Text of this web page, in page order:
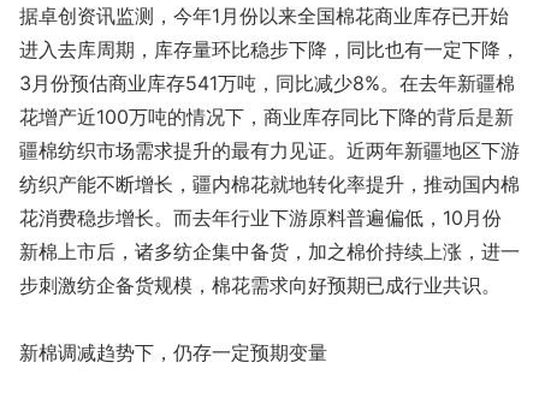
据卓创资讯监测，今年1月份以来全国棉花商业库存已开始
进入去库周期，库存量环比稳步下降，同比也有一定下降，
3月份预估商业库存541万吨，同比减少8%。在去年新疆棉
花增产近100万吨的情况下，商业库存同比下降的背后是新
疆棉纺织市场需求提升的最有力见证。近两年新疆地区下游
纺织产能不断增长，疆内棉花就地转化率提升，推动国内棉
花消费稳步增长。而去年行业下游原料普遍偏低，10月份
新棉上市后，诸多纺企集中备货，加之棉价持续上涨，进一
步刺激纺企备货规模，棉花需求向好预期已成行业共识。
新棉调减趋势下，仍存一定预期变量